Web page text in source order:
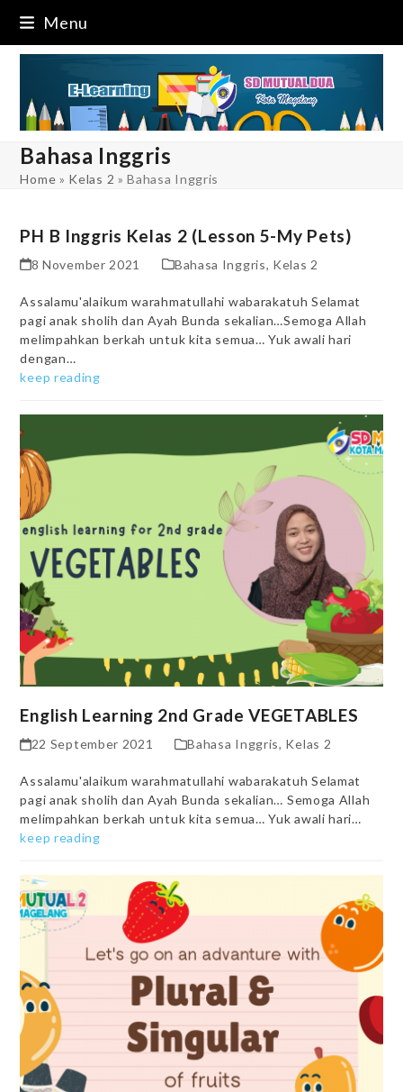
content
Menu
Bahasa Inggris
Home » Kelas 2 »Bahasa Inggris
PH B Inggris Kelas 2 (Lesson 5-My Pets)
8 November 2021 Bahasa Inggris, Kelas 2
Assalamu'alaikum warahmatullahi wabarakatuh Selamat
pagi anak sholih dan Ayah Bunda sekalian…Semoga Allah
melimpahkan berkah untuk kita semua… Yuk awali hari
dengan…
keep reading
English Learning 2nd Grade VEGETABLES
22 September 2021 Bahasa Inggris, Kelas 2
Assalamu'alaikum warahmatullahi wabarakatuh Selamat
pagi anak sholih dan Ayah Bunda sekalian… Semoga Allah
melimpahkan berkah untuk kita semua… Yuk awali hari…
keep reading